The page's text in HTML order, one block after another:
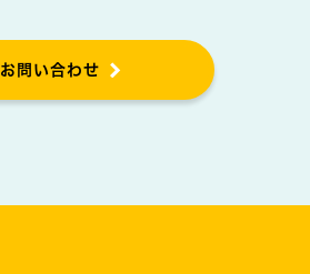
お問い合わせ